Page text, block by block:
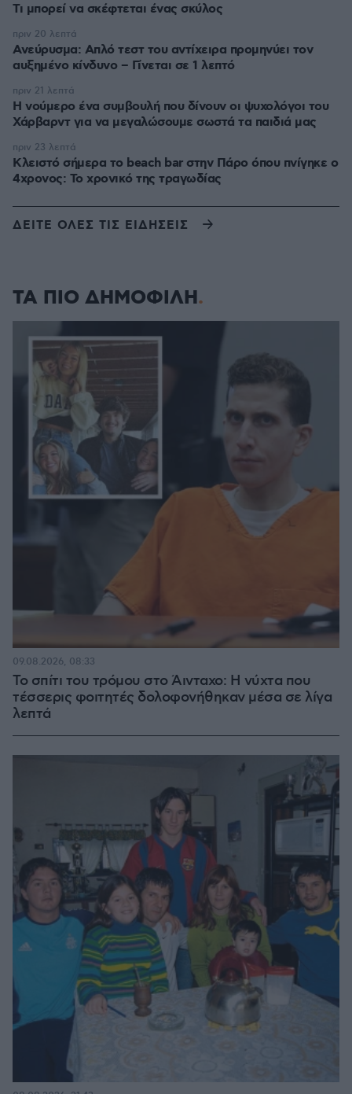
Τι μπορεί να σκέφτεται ένας σκύλος
Ανεύρυσμα: Απλό τεστ του αντίχειρα προμηνύει τον
αυξημένο κίνδυνο – Γίνεται σε 1 λεπτό
πριν 20 λεπτά
Η νούμερο ένα συμβουλή που δίνουν οι ψυχολόγοι του
Χάρβαρντ για να μεγαλώσουμε σωστά τα παιδιά μας
πριν 21 λεπτά
Κλειστό σήμερα το beach bar στην Πάρο όπου πνίγηκε ο
4χρονος: Το χρονικό της τραγωδίας
πριν 23 λεπτά
ΔΕΙΤΕ ΟΛΕΣ ΤΙΣ ΕΙΔΗΣΕΙΣ
ΤΑ ΠΙΟ ΔΗΜΟΦΙΛΗ
Το σπίτι του τρόμου στο Άινταχο: Η νύχτα που
τέσσερις φοιτητές δολοφονήθηκαν μέσα σε λίγα
λεπτά
09.08.2026, 08:33